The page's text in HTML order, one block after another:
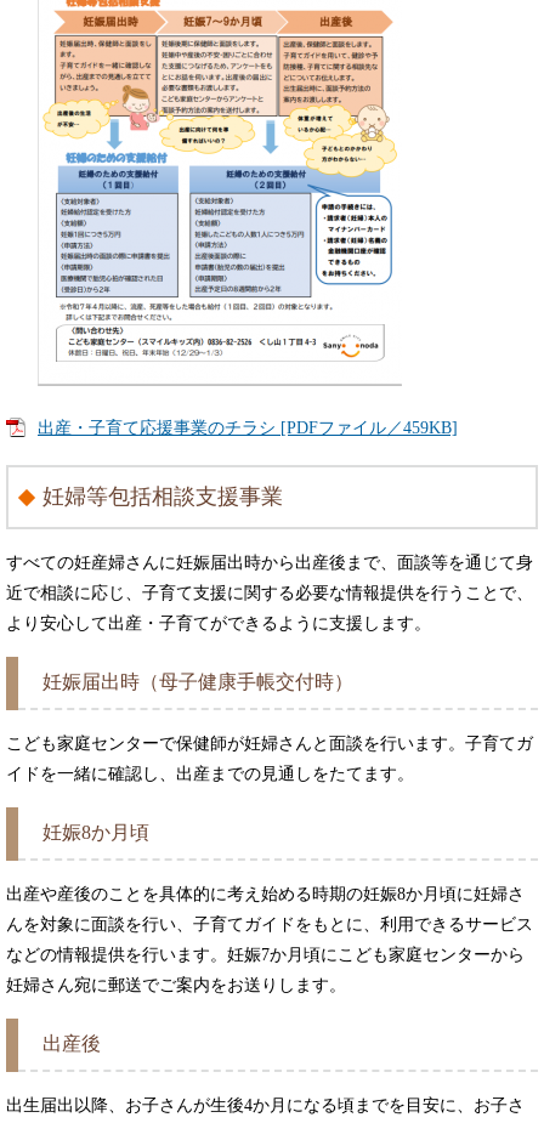
出産・子育て応援事業のチラシ [PDFファイル／459KB]
妊婦等包括相談支援事業
すべての妊産婦さんに妊娠届出時から出産後まで、面談等を通じて身
近で相談に応じ、子育て支援に関する必要な情報提供を行うことで、
より安心して出産・子育てができるように支援します。
妊娠届出時（母子健康手帳交付時）
こども家庭センターで保健師が妊婦さんと面談を行います。子育てガ
イドを一緒に確認し、出産までの見通しをたてます。
妊娠8か月頃
出産や産後のことを具体的に考え始める時期の妊娠8か月頃に妊婦さ
んを対象に面談を行い、子育てガイドをもとに、利用できるサービス
などの情報提供を行います。妊娠7か月頃にこども家庭センターから
妊婦さん宛に郵送でご案内をお送りします。
出産後
出生届出以降、お子さんが生後4か月になる頃までを目安に、お子さ